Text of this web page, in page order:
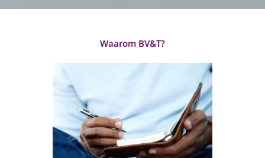
Waarom BV&T?